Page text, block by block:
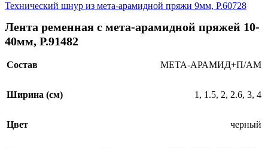
Технический шнур из мета-арамидной пряжи 9мм, Р.60728
Лента ременная с мета-арамидной пряжей 10-
40мм, Р.91482
Состав МЕТА-АРАМИД+П/АМ
Ширина (см) 1 , 1.5, 2, 2.6, 3, 4
Цвет черный